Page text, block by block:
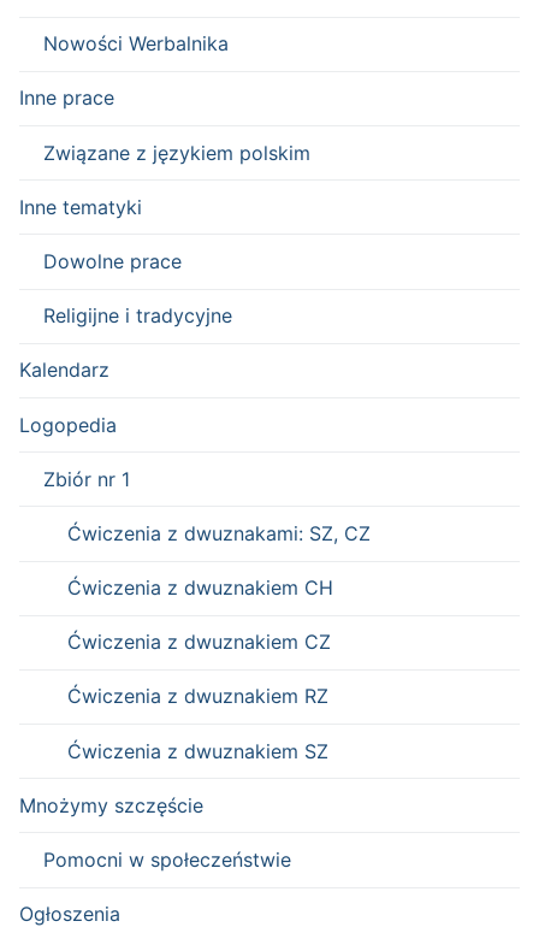
Nowości Werbalnika
Inne prace
Związane z językiem polskim
Inne tematyki
Dowolne prace
Religijne i tradycyjne
Kalendarz
Logopedia
Zbiór nr 1
Ćwiczenia z dwuznakami: SZ, CZ
Ćwiczenia z dwuznakiem CH
Ćwiczenia z dwuznakiem CZ
Ćwiczenia z dwuznakiem RZ
Ćwiczenia z dwuznakiem SZ
Mnożymy szczęście
Pomocni w społeczeństwie
Ogłoszenia